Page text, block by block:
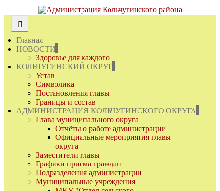
Главная
НОВОСТИ
Здоровье для каждого
КОЛЬЧУГИНСКИЙ ОКРУГ
Устав
Символика
Постановления главы
Границы и состав
АДМИНИСТРАЦИЯ КОЛЬЧУГИНСКОГО ОКРУГА
Глава муниципального округа
Отчёты о работе администрации
Официальные мероприятия главы
округа
Заместители главы
Графики приёма граждан
Подразделения администрации
Муниципальные учреждения